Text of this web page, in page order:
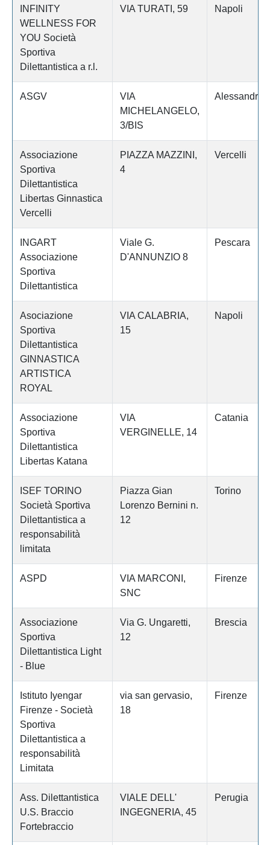
INFINITY
WELLNESS FOR
YOU Società
Sportiva
Dilettantistica a r.l.
VIA TURATI, 59 Napoli
ASGV
VIA
MICHELANGELO,
3/BIS
Alessandria
Associazione
Sportiva
Dilettantistica
Libertas Ginnastica
Vercelli
PIAZZA MAZZINI,
4
Vercelli
INGART
Associazione
Sportiva
Dilettantistica
Viale G.
D'ANNUNZIO 8
Pescara
Asociazione
Sportiva
Dilettantistica
GINNASTICA
ARTISTICA
ROYAL
VIA CALABRIA,
15
Napoli
Associazione
Sportiva
Dilettantistica
Libertas Katana
VIA
VERGINELLE, 14
Catania
ISEF TORINO
Società Sportiva
Dilettantistica a
responsabilità
limitata
Piazza Gian
Lorenzo Bernini n.
12
Torino
ASPD
VIA MARCONI,
SNC
Firenze
Associazione
Sportiva
Dilettantistica Light
- Blue
Via G. Ungaretti,
12
Brescia
Istituto Iyengar
Firenze - Società
Sportiva
Dilettantistica a
responsabilità
Limitata
via san gervasio,
18
Firenze
Ass. Dilettantistica
U.S. Braccio
Fortebraccio
VIALE DELL'
INGEGNERIA, 45
Perugia